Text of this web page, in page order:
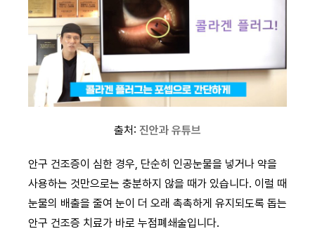
출처: 진안과 유튜브
안구 건조증이 심한 경우, 단순히 인공눈물을 넣거나 약을
사용하는 것만으로는 충분하지 않을 때가 있습니다. 이럴 때
눈물의 배출을 줄여 눈이 더 오래 촉촉하게 유지되도록 돕는
안구 건조증 치료가 바로 누점폐쇄술입니다.